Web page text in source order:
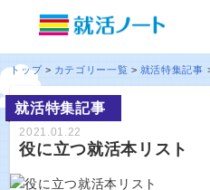
トップ カテゴリー一覧 就活特集記事
就活特集記事
2021.01.22
役に立つ就活本リスト